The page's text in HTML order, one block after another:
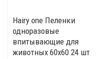
Hairy one Пеленки
одноразовые
впитывающие для
животных 60х60 24 шт